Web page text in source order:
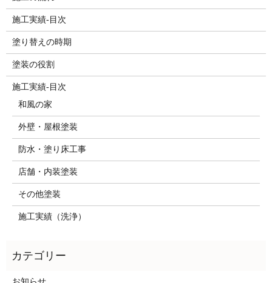
施工実績-目次
塗り替えの時期
塗装の役割
施工実績-目次
和風の家
外壁・屋根塗装
防水・塗り床工事
店舗・内装塗装
その他塗装
施工実績（洗浄）